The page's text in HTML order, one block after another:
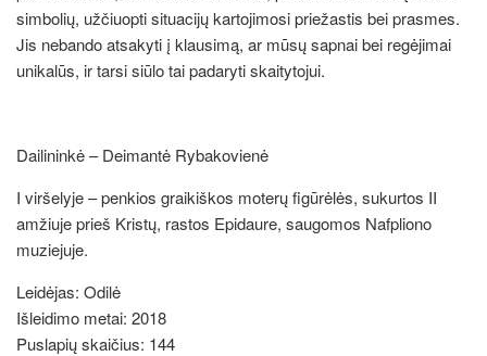
simbolių, užčiuopti situacijų kartojimosi priežastis bei prasmes.
Jis nebando atsakyti į klausimą, ar mūsų sapnai bei regėjimai
unikalūs, ir tarsi siūlo tai padaryti skaitytojui.
Dailininkė – Deimantė Rybakovienė
I viršelyje – penkios graikiškos moterų figūrėlės, sukurtos II
amžiuje prieš Kristų, rastos Epidaure, saugomos Nafpliono
muziejuje.
Leidėjas: Odilė
Išleidimo metai: 2018
Puslapių skaičius: 144